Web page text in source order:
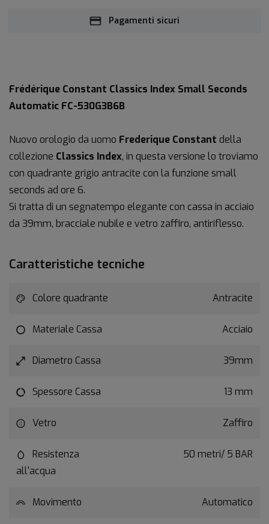
Pagamenti sicuri
Frédérique Constant Classics Index Small Seconds
Automatic FC-530G3B6B
Nuovo orologio da uomo Frederique Constant della
collezione Classics Index, in questa versione lo troviamo
con quadrante grigio antracite con la funzione small
seconds ad ore 6.
Si tratta di un segnatempo elegante con cassa in acciaio
da 39mm, bracciale nubile e vetro zaffiro, antiriflesso.
Caratteristiche tecniche
Colore quadrante Antracite
Materiale Cassa Acciaio
Diametro Cassa 39mm
Spessore Cassa 13 mm
Vetro Zaffiro
Resistenza
all'acqua
50 metri/ 5 BAR
Movimento Automatico